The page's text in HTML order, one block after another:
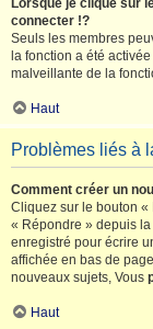
Lorsque je clique sur
connecter !?
Seuls les membres
la fonction a été
malveillante de la
Haut
Problèmes liés à
Comment créer un
Cliquez sur le bouton «
« Répondre » depuis la
enregistré pour écrire
affichée en bas de
nouveaux sujets, Vous
Haut